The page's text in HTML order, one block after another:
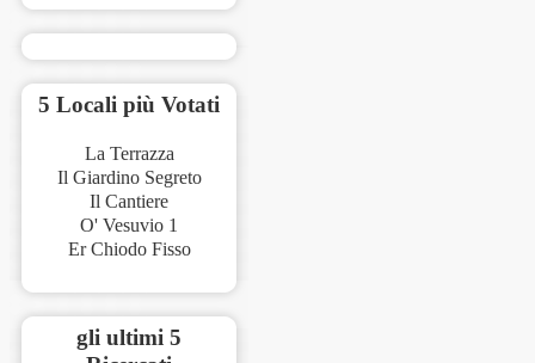
5 Locali più Votati
La Terrazza
Il Giardino Segreto
Il Cantiere
O' Vesuvio 1
Er Chiodo Fisso
gli ultimi 5